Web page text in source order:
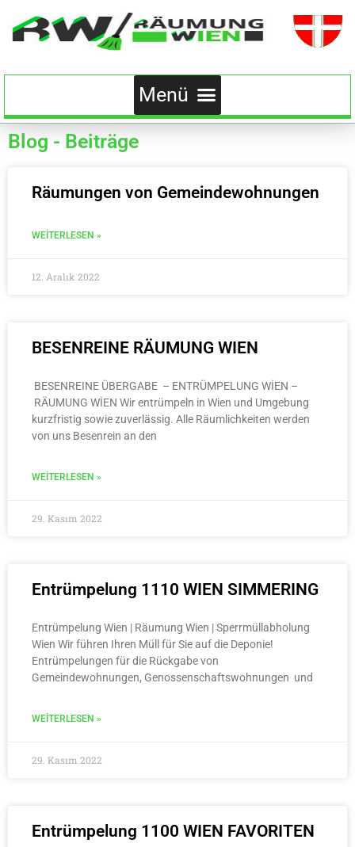
Blog - Beiträge
Räumungen von Gemeindewohnungen
WEITERLESEN »
12. Aralık 2022
BESENREINE RÄUMUNG WIEN
BESENREINE ÜBERGABE – ENTRÜMPELUNG WİEN –
RÄUMUNG WİEN Wir entrümpeln in Wien und Umgebung
kurzfristig sowie zuverlässig. Alle Räumlichkeiten werden
von uns Besenrein an den
WEITERLESEN »
29. Kasım 2022
Entrümpelung 1110 WIEN SIMMERING
Entrümpelung Wien | Räumung Wien | Sperrmüllabholung
Wien Wir führen Ihren Müll für Sie auf die Deponie!
Entrümpelungen für die Rückgabe von
Gemeindewohnungen, Genossenschaftswohnungen und
WEITERLESEN »
29. Kasım 2022
Entrümpelung 1100 WIEN FAVORITEN